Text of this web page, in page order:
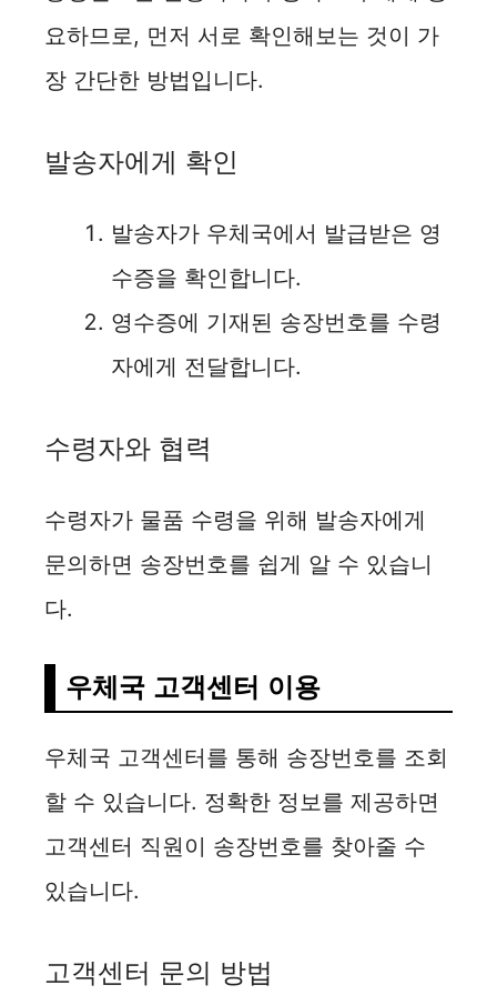
요하므로, 먼저 서로 확인해보는 것이 가
장 간단한 방법입니다.
발송자에게 확인
발송자가 우체국에서 발급받은 영
수증을 확인합니다.
영수증에 기재된 송장번호를 수령
자에게 전달합니다.
수령자와 협력
수령자가 물품 수령을 위해 발송자에게
문의하면 송장번호를 쉽게 알 수 있습니
다.
우체국 고객센터 이용
우체국 고객센터를 통해 송장번호를 조회
할 수 있습니다. 정확한 정보를 제공하면
고객센터 직원이 송장번호를 찾아줄 수
있습니다.
고객센터 문의 방법